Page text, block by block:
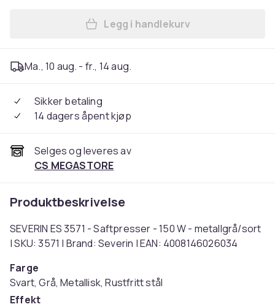
Legg SEVERIN ES 3571 -
Legg i handlekurv
Ma., 10 aug. - fr., 14 aug.
Sikker betaling
14 dagers åpent kjøp
Selges og leveres av
CS MEGASTORE
Produktbeskrivelse
SEVERIN ES 3571 - Saftpresser - 150 W - metallgrå/sort
| SKU: 3571 | Brand: Severin | EAN: 4008146026034
Farge
Svart, Grå, Metallisk, Rustfritt stål
Effekt